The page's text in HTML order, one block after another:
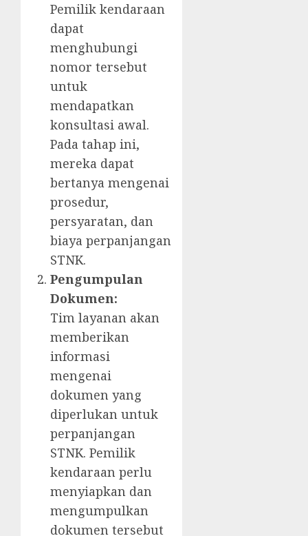
Pemilik kendaraan
dapat
menghubungi
nomor tersebut
untuk
mendapatkan
konsultasi awal.
Pada tahap ini,
mereka dapat
bertanya mengenai
prosedur,
persyaratan, dan
biaya perpanjangan
STNK.
Pengumpulan
Dokumen:
Tim layanan akan
memberikan
informasi
mengenai
dokumen yang
diperlukan untuk
perpanjangan
STNK. Pemilik
kendaraan perlu
menyiapkan dan
mengumpulkan
dokumen tersebut